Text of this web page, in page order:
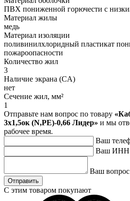
ПВХ пониженной горючести с
Материал жилы
медь
Материал изоляции
поливинилхлоридный пластикат
пожароопасности
Количество жил
3
Наличие экрана (CA)
нет
Сечение жил, мм²
1
Отправьте нам вопрос по товару
3х1,5ок (N,PE)-0,66 Лидер» и мы
рабочее время.
Ваш
Ваш ИНН
Ваш вопрос
Отправить
С этим товаром покупают